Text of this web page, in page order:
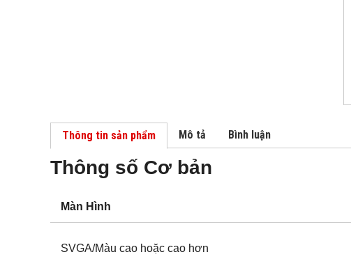
Thông tin sản phẩm Mô tả Bình luận
Thông số Cơ bản
Màn Hình
SVGA/Màu cao hoặc cao hơn